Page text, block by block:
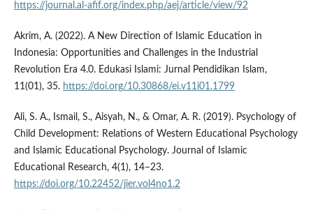
https://journal.al-afif.org/index.php/aej/article/view/92
Akrim, A. (2022). A New Direction of Islamic Education in
Indonesia: Opportunities and Challenges in the Industrial
Revolution Era 4.0. Edukasi Islami: Jurnal Pendidikan Islam,
11(01), 35. https://doi.org/10.30868/ei.v11i01.1799
Ali, S. A., Ismail, S., Aisyah, N., & Omar, A. R. (2019). Psychology of
Child Development: Relations of Western Educational Psychology
and Islamic Educational Psychology. Journal of Islamic
Educational Research, 4(1), 14–23.
https://doi.org/10.22452/jier.vol4no1.2